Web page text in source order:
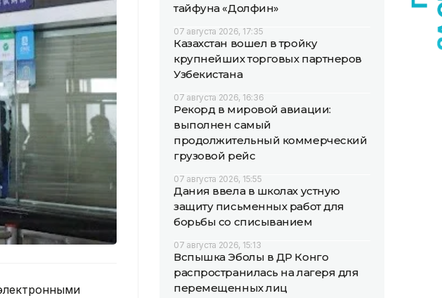
тайфуна «Долфин»
07 августа 2026, 17:35
Казахстан вошел в тройку
крупнейших торговых партнеров
Узбекистана
07 августа 2026, 16:36
Рекорд в мировой авиации:
выполнен самый
продолжительный коммерческий
грузовой рейс
07 августа 2026, 15:55
Дания ввела в школах устную
защиту письменных работ для
борьбы со списыванием
07 августа 2026, 15:13
Вспышка Эболы в ДР Конго
распространилась на лагеря для
перемещенных лиц